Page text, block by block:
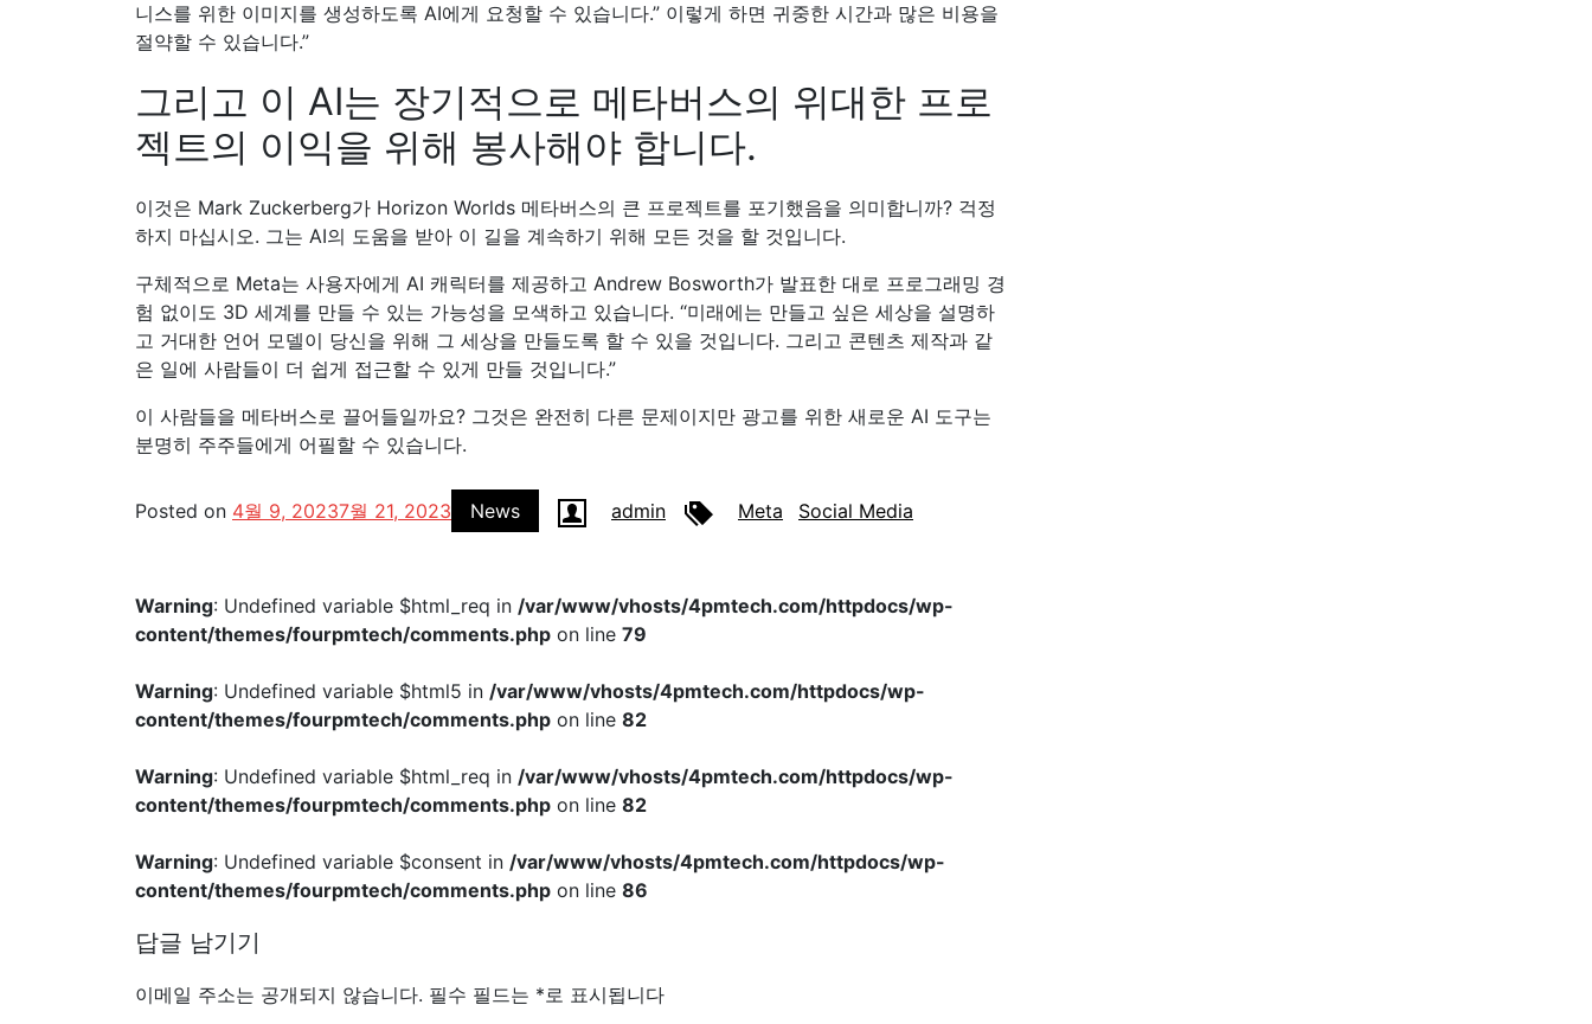
니스를 위한 이미지를 생성하도록 AI에게 요청할 수 있습니다.” 이렇게 하면 귀중한 시간과 많은 비용을
절약할 수 있습니다.”
그리고 이 AI는 장기적으로 메타버스의 위대한 프로
젝트의 이익을 위해 봉사해야 합니다.
이것은 Mark Zuckerberg가 Horizon Worlds 메타버스의 큰 프로젝트를 포기했음을 의미합니까? 걱정
하지 마십시오. 그는 AI의 도움을 받아 이 길을 계속하기 위해 모든 것을 할 것입니다.
구체적으로 Meta는 사용자에게 AI 캐릭터를 제공하고 Andrew Bosworth가 발표한 대로 프로그래밍 경
험 없이도 3D 세계를 만들 수 있는 가능성을 모색하고 있습니다. “미래에는 만들고 싶은 세상을 설명하
고 거대한 언어 모델이 당신을 위해 그 세상을 만들도록 할 수 있을 것입니다. 그리고 콘텐츠 제작과 같
은 일에 사람들이 더 쉽게 접근할 수 있게 만들 것입니다.”
이 사람들을 메타버스로 끌어들일까요? 그것은 완전히 다른 문제이지만 광고를 위한 새로운 AI 도구는
분명히 주주들에게 어필할 수 있습니다.
Posted on 4월 9, 20237월 21, 2023 News admin Meta Social Media
Warning: Undefined variable $html_req in /var/www/vhosts/4pmtech.com/httpdocs/wp-
content/themes/fourpmtech/comments.php on line 79
Warning: Undefined variable $html5 in /var/www/vhosts/4pmtech.com/httpdocs/wp-
content/themes/fourpmtech/comments.php on line 82
Warning: Undefined variable $html_req in /var/www/vhosts/4pmtech.com/httpdocs/wp-
content/themes/fourpmtech/comments.php on line 82
Warning: Undefined variable $consent in /var/www/vhosts/4pmtech.com/httpdocs/wp-
content/themes/fourpmtech/comments.php on line 86
답글 남기기
이메일 주소는 공개되지 않습니다. 필수 필드는 *로 표시됩니다